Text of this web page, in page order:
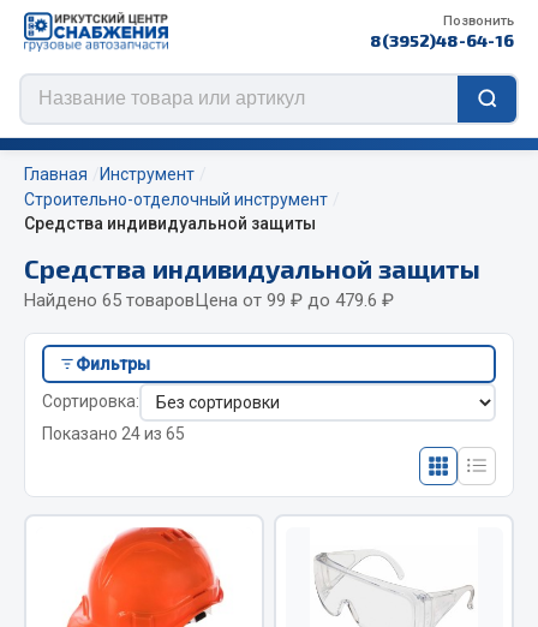
Позвонить
8(3952)48-64-16
ЦЕПИ BOHU (Китай)
Изготовление цепей на колеса BOHU
Отопители салона, подогреватели
Автономные воздушные отопители
Главная
Инструмент
Строительно-отделочный инструмент
Средства индивидуальной защиты
Средства индивидуальной защиты
Найдено 65 товаровЦена от 99 ₽ до 479.6 ₽
Фильтры
Сортировка:
Показано 24 из 65